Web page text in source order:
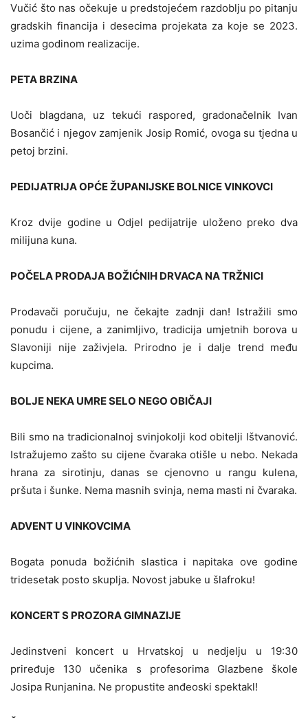
Vučić što nas očekuje u predstojećem razdoblju po pitanju
gradskih financija i desecima projekata za koje se 2023.
uzima godinom realizacije.
PETA BRZINA
Uoči blagdana, uz tekući raspored, gradonačelnik Ivan
Bosančić i njegov zamjenik Josip Romić, ovoga su tjedna u
petoj brzini.
PEDIJATRIJA OPĆE ŽUPANIJSKE BOLNICE VINKOVCI
Kroz dvije godine u Odjel pedijatrije uloženo preko dva
milijuna kuna.
POČELA PRODAJA BOŽIĆNIH DRVACA NA TRŽNICI
Prodavači poručuju, ne čekajte zadnji dan! Istražili smo
ponudu i cijene, a zanimljivo, tradicija umjetnih borova u
Slavoniji nije zaživjela. Prirodno je i dalje trend među
kupcima.
BOLJE NEKA UMRE SELO NEGO OBIČAJI
Bili smo na tradicionalnoj svinjokolji kod obitelji Ištvanović.
Istražujemo zašto su cijene čvaraka otišle u nebo. Nekada
hrana za sirotinju, danas se cjenovno u rangu kulena,
pršuta i šunke. Nema masnih svinja, nema masti ni čvaraka.
ADVENT U VINKOVCIMA
Bogata ponuda božićnih slastica i napitaka ove godine
tridesetak posto skuplja. Novost jabuke u šlafroku!
KONCERT S PROZORA GIMNAZIJE
Jedinstveni koncert u Hrvatskoj u nedjelju u 19:30
priređuje 130 učenika s profesorima Glazbene škole
Josipa Runjanina. Ne propustite anđeoski spektakl!